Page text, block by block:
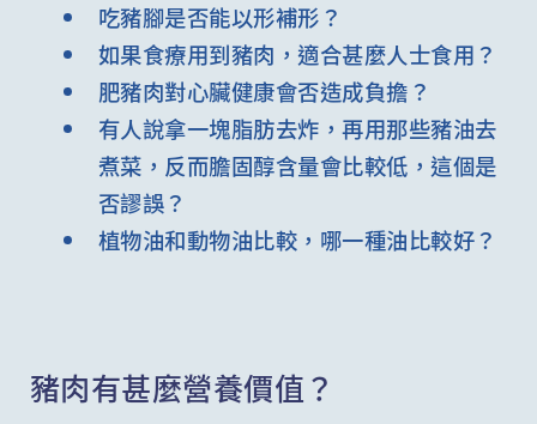
吃豬腳是否能以形補形？
如果食療用到豬肉，適合甚麼人士食用？
肥豬肉對心臟健康會否造成負擔？
有人說拿一塊脂肪去炸，再用那些豬油去
煮菜，反而膽固醇含量會比較低，這個是
否謬誤？
植物油和動物油比較，哪一種油比較好？
豬肉有甚麼營養價值？